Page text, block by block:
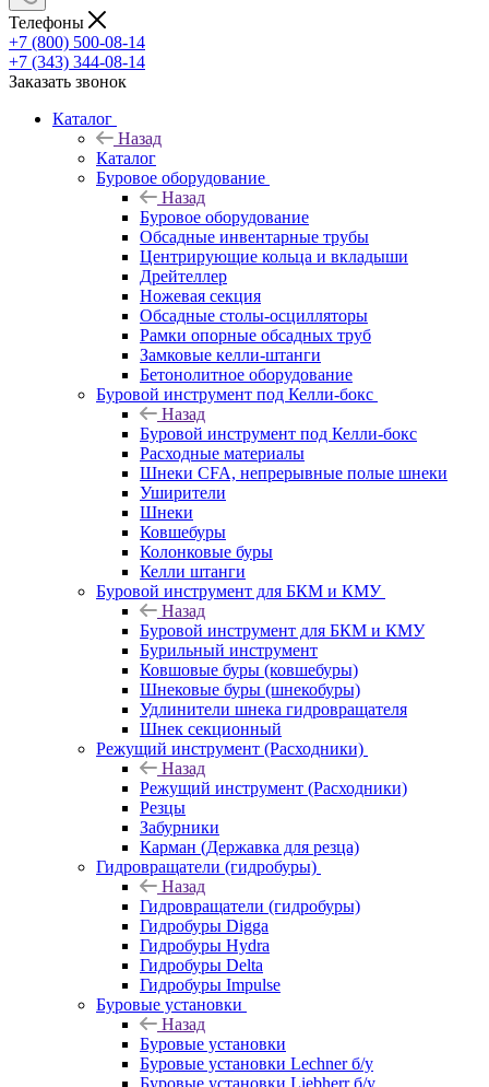
Телефоны
+7 (800) 500-08-14
+7 (343) 344-08-14
Заказать звонок
Каталог
Назад
Каталог
Буровое оборудование
Назад
Буровое оборудование
Обсадные инвентарные трубы
Центрирующие кольца и вкладыши
Дрейтеллер
Ножевая секция
Обсадные столы-осцилляторы
Рамки опорные обсадных труб
Замковые келли-штанги
Бетонолитное оборудование
Буровой инструмент под Келли-бокс
Назад
Буровой инструмент под Келли-бокс
Расходные материалы
Шнеки CFA, непрерывные полые шнеки
Уширители
Шнеки
Ковшебуры
Колонковые буры
Келли штанги
Буровой инструмент для БКМ и КМУ
Назад
Буровой инструмент для БКМ и КМУ
Бурильный инструмент
Ковшовые буры (ковшебуры)
Шнековые буры (шнекобуры)
Удлинители шнека гидровращателя
Шнек секционный
Режущий инструмент (Расходники)
Назад
Режущий инструмент (Расходники)
Резцы
Забурники
Карман (Державка для резца)
Гидровращатели (гидробуры)
Назад
Гидровращатели (гидробуры)
Гидробуры Digga
Гидробуры Hydra
Гидробуры Delta
Гидробуры Impulse
Буровые установки
Назад
Буровые установки
Буровые установки Lechner б/у
Буровые установки Liebherr б/у